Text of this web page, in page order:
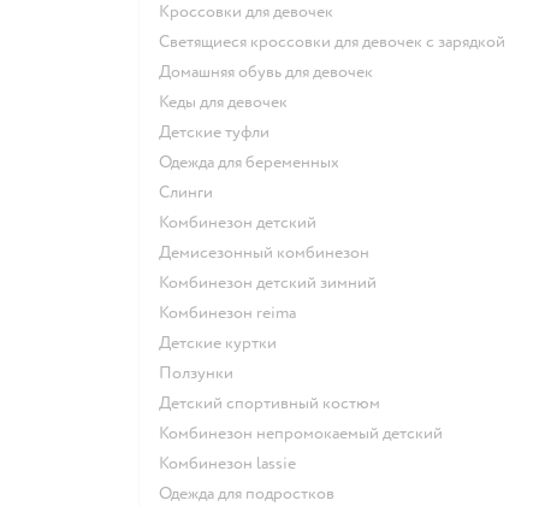
Кроссовки для девочек
Светящиеся кроссовки для девочек с зарядкой
Домашняя обувь для девочек
Кеды для девочек
Детские туфли
Одежда для беременных
Слинги
Комбинезон детский
Демисезонный комбинезон
Комбинезон детский зимний
Комбинезон reima
Детские куртки
Ползунки
Детский спортивный костюм
Комбинезон непромокаемый детский
Комбинезон lassie
Одежда для подростков